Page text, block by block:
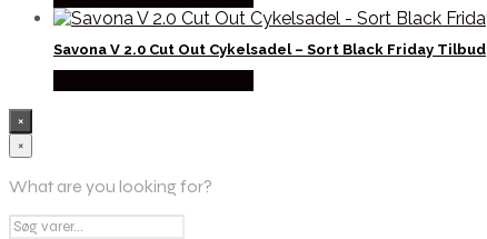
Savona V 2.0 Cut Out Cykelsadel – Sort Black Friday Tilbud
×
×
What are you looking for?